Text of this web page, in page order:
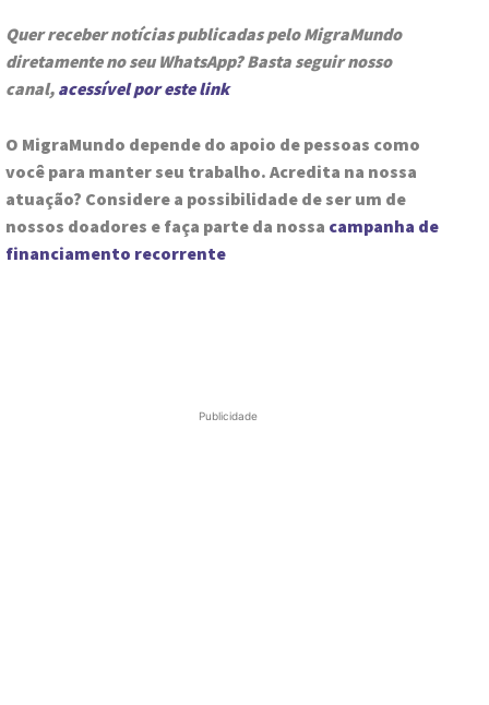
Quer receber notícias publicadas pelo MigraMundo
diretamente no seu WhatsApp? Basta seguir nosso
canal, acessível por este link
O MigraMundo depende do apoio de pessoas como
você para manter seu trabalho. Acredita na nossa
atuação? Considere a possibilidade de ser um de
nossos doadores e faça parte da nossa campanha de
financiamento recorrente
Publicidade